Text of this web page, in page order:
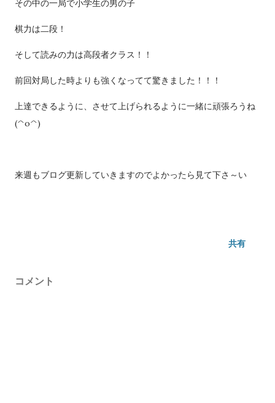
その中の一局で小学生の男の子
棋力は二段！
そして読みの力は高段者クラス！！
前回対局した時よりも強くなってて驚きました！！！
上達できるように、させて上げられるように一緒に頑張ろうね
(^o^)
来週もブログ更新していきますのでよかったら見て下さ～い
共有
コメント